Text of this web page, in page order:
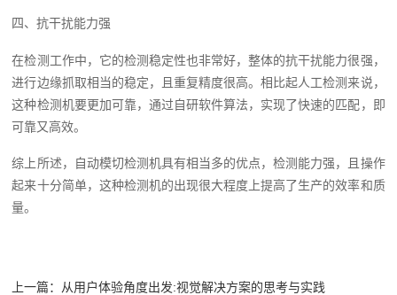
四、抗干扰能力强
在检测工作中，它的检测稳定性也非常好，整体的抗干扰能力很强，
进行边缘抓取相当的稳定，且重复精度很高。相比起人工检测来说，
这种检测机要更加可靠，通过自研软件算法，实现了快速的匹配，即
可靠又高效。
综上所述，自动模切检测机具有相当多的优点，检测能力强，且操作
起来十分简单，这种检测机的出现很大程度上提高了生产的效率和质
量。
上一篇： 从用户体验角度出发:视觉解决方案的思考与实践